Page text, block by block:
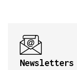
Newsletters